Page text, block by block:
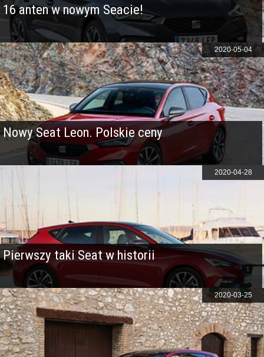
16 anten w nowym Seacie!
Nowy Seat Leon. Polskie ceny
2020-05-04
Pierwszy taki Seat w historii
2020-04-28
2020-03-25